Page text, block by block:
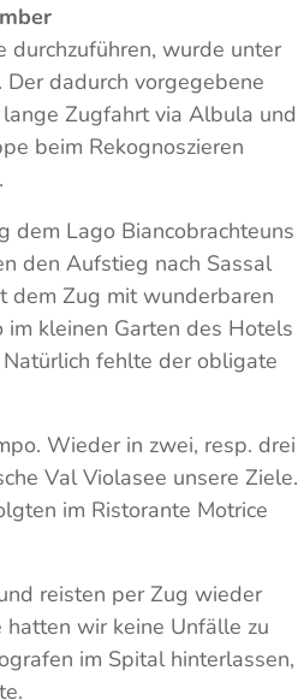
durchzuführen, wurde unter
dadurch vorgegebene
Zugfahrt via Albula und
beim Rekognoszieren
dem Lago Biancobrachteuns
den Aufstieg nach Sassal
dem Zug mit wunderbaren
kleinen Garten des Hotels
fehlte der obligate
Wieder in zwei, resp. drei
Val Violasee unsere Ziele.
im Ristorante Motrice
reisten per Zug wieder
wir keine Unfälle zu
im Spital hinterlassen,